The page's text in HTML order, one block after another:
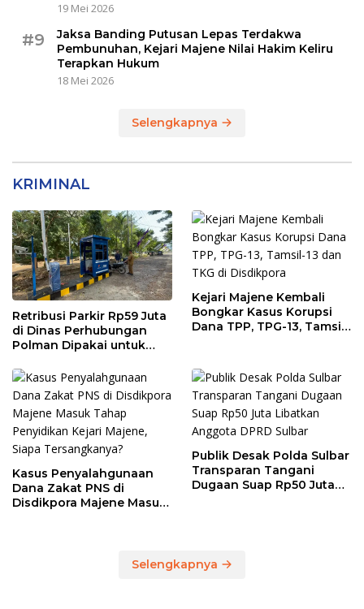
19 Mei 2026
#9
Jaksa Banding Putusan Lepas Terdakwa
Pembunuhan, Kejari Majene Nilai Hakim Keliru
Terapkan Hukum
18 Mei 2026
Selengkapnya
KRIMINAL
Retribusi Parkir Rp59 Juta
di Dinas Perhubungan
Polman Dipakai untuk
Kejari Majene Kembali
Bongkar Kasus Korupsi
Dana TPP, TPG-13, Tamsil-
Kasus Penyalahgunaan
Dana Zakat PNS di
Disdikpora Majene Masuk
Publik Desak Polda Sulbar
Transparan Tangani
Dugaan Suap Rp50 Juta
Selengkapnya